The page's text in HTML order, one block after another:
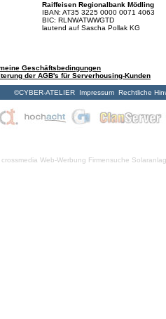
Raiffeisen Regionalbank Mödling
IBAN: AT35 3225 0000 0071 4063
BIC: RLNWATWWGTD
lautend auf Sascha Pollak KG
Geschäftsbedingungen
der AGB's für Serverhousing-Kunden
©CYBER-ATELIER Impressum Rechtliche
Web-Werbung Firmensuche